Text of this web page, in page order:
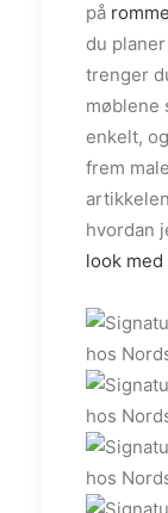
på
du
trenger
møblene
enkelt,
frem
hvordan
look med